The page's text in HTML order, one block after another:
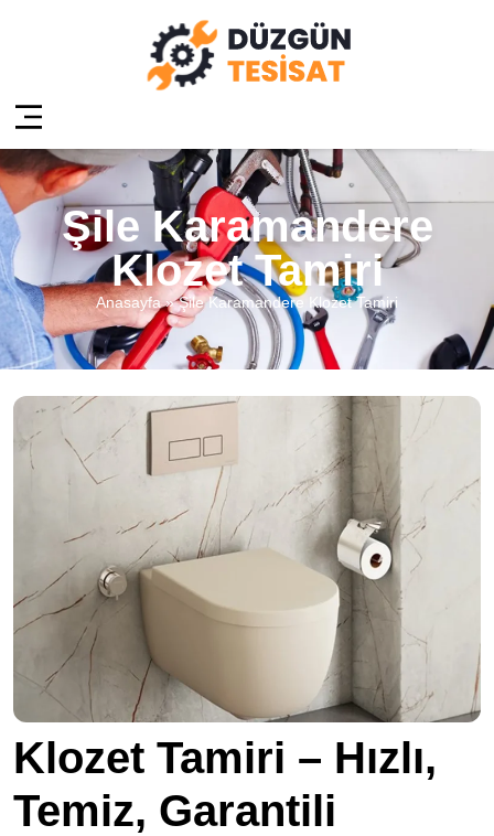
Şile Karamandere
Klozet Tamiri
Anasayfa»Şile Karamandere Klozet Tamiri
Klozet Tamiri – Hızlı,
Temiz, Garantili